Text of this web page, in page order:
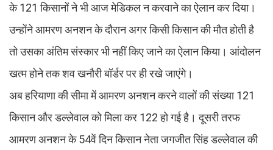
के 121 किसानों ने भी आज मेडिकल न करवाने का ऐलान कर दिया।
उन्हाेंने आमरण अनशन के दौरान अगर किसी किसान की मौत होती है
तो उसका अंतिम संस्कार भी नहीं किए जाने का ऐलान किया। आंदोलन
खत्म होने तक शव खनौरी बॉर्डर पर ही रखे जाएंगे।
अब हरियाणा की सीमा में आमरण अनशन करने वालों की संख्या 121
किसान और डल्लेवाल को मिला कर 122 हो गई है। दूसरी तरफ
आमरण अनशन के 54वें दिन किसान नेता जगजीत सिंह डल्लेवाल की